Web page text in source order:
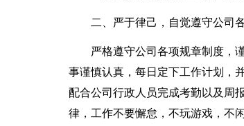
二、严于律己，自觉遵守公司
严格遵守公司各项规章制度，
事谨慎认真，每日定下工作计划，
配合公司行政人员完成考勤以及周
律，工作不要懈怠，不玩游戏，不